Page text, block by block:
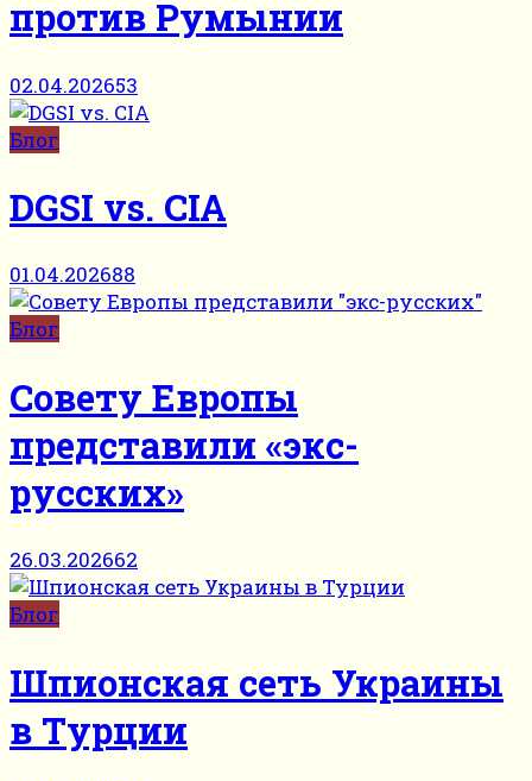
против Румынии
02.04.202653
Блог
DGSI vs. CIA
01.04.202688
Блог
Совету Европы
представили «экс-
русских»
26.03.202662
Блог
Шпионская сеть Украины
в Турции